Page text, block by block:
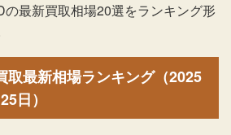
最新買取相場20選をランキング形
取最新相場ランキング（2025
日）